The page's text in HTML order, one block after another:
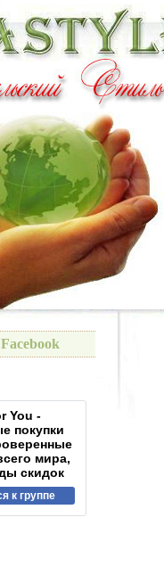
You -
покупки
мира,
скидок
к группе